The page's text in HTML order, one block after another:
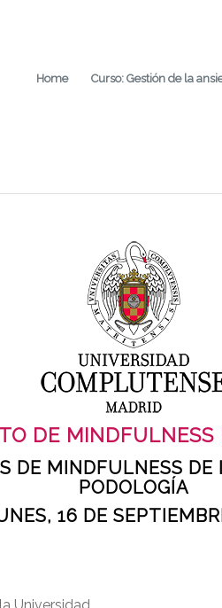
Home Curso: Gestión de la
DE
DE MINDFULNESS
PODOLOGÍA
16 DE